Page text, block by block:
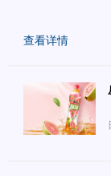
查看详情